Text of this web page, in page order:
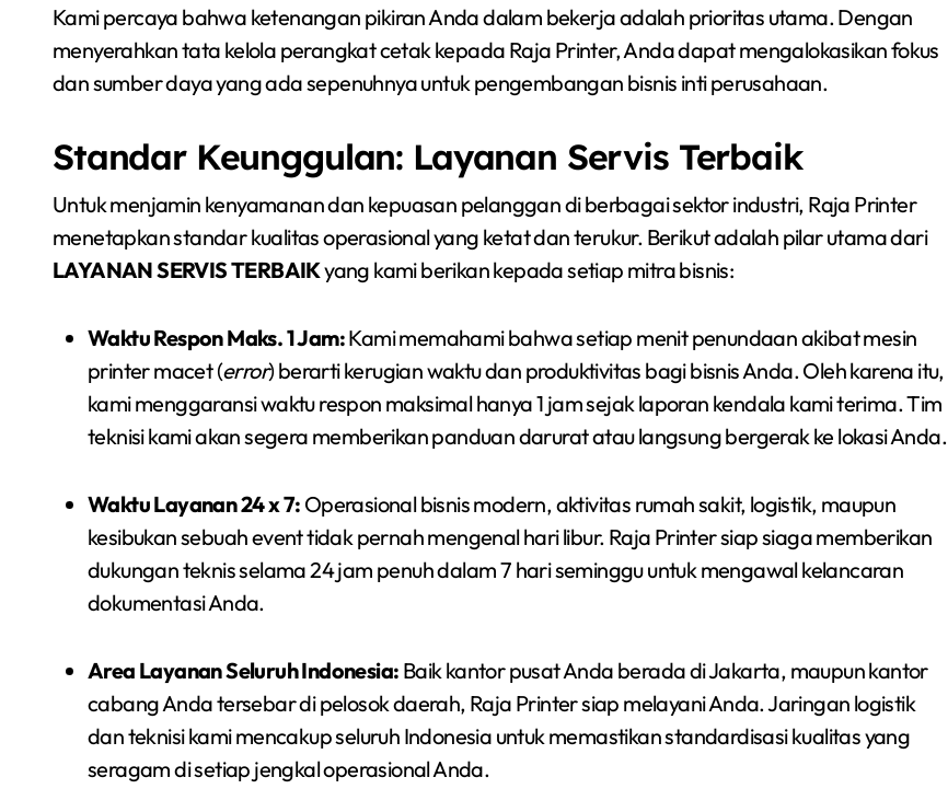
Kami percaya bahwa ketenangan pikiran Anda dalam bekerja adalah prioritas utama. Dengan
menyerahkan tata kelola perangkat cetak kepada Raja Printer, Anda dapat mengalokasikan fokus
dan sumber daya yang ada sepenuhnya untuk pengembangan bisnis inti perusahaan.
Standar Keunggulan: Layanan Servis Terbaik
Untuk menjamin kenyamanan dan kepuasan pelanggan di berbagai sektor industri, Raja Printer
menetapkan standar kualitas operasional yang ketat dan terukur. Berikut adalah pilar utama dari
LAYANAN SERVIS TERBAIKyang kami berikan kepada setiap mitra bisnis:
Waktu Respon Maks. 1 Jam:Kami memahami bahwa setiap menit penundaan akibat mesin
printer macet (error) berarti kerugian waktu dan produktivitas bagi bisnis Anda. Oleh karena itu,
kami menggaransi waktu respon maksimal hanya 1 jam sejak laporan kendala kami terima. Tim
teknisi kami akan segera memberikan panduan darurat atau langsung bergerak ke lokasi Anda.
Waktu Layanan 24 x 7: Operasional bisnis modern, aktivitas rumah sakit, logistik, maupun
kesibukan sebuah event tidak pernah mengenal hari libur. Raja Printer siap siaga memberikan
dukungan teknis selama 24 jam penuh dalam 7 hari seminggu untuk mengawal kelancaran
dokumentasi Anda.
Area Layanan Seluruh Indonesia: Baik kantor pusat Anda berada di Jakarta, maupun kantor
cabang Anda tersebar di pelosok daerah, Raja Printer siap melayani Anda. Jaringan logistik
dan teknisi kami mencakup seluruh Indonesia untuk memastikan standardisasi kualitas yang
seragam di setiap jengkal operasional Anda.